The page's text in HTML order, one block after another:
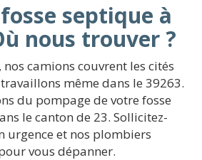
septique à
nous trouver ?
camions couvrent les cités
même dans le 39263.
du pompage de votre fosse
le canton de 23. Sollicitez-
urgence et nos plombiers
vous dépanner.